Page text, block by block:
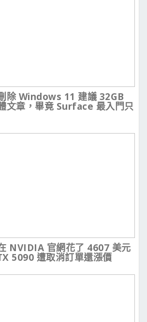
除 Windows 11 建議 32GB
文章，畢竟 Surface 最入門只
NVIDIA 官網花了 4607 美元
5090 遭取消訂單還漲價